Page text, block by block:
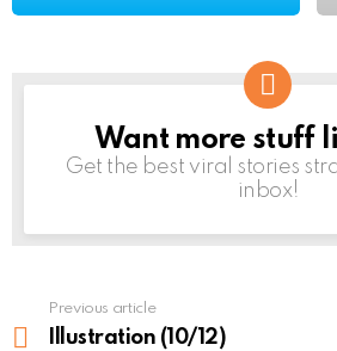
i
NEWSLETTER
Want more stuff
Get the best viral stories
inbox!
more
Previous article
Illustration (10/12)